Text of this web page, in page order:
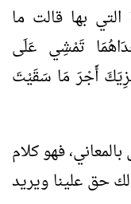
بها قالت ما
تَمْشِي عَلَى
أَجْرَ مَا سَقَيْتَ
فهو كلام
حق علينا ويريد